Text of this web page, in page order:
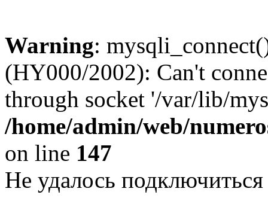
Warning:
(HY000/2002): Can't
through socket '/var/lib/
/home/admin/web/
on line 147
Не удалось